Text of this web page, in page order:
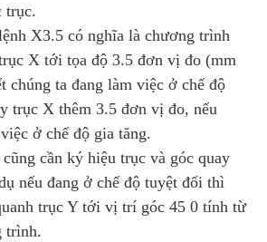
trục.
X3.5 có nghĩa là chương trình
X tới tọa độ 3.5 đơn vị đo (mm
chúng ta đang làm việc ở chế độ
trục X thêm 3.5 đơn vị đo, nếu
ở chế độ gia tăng.
cần ký hiệu trục và góc quay
nếu đang ở chế độ tuyệt đối thì
trục Y tới vị trí góc 45 0 tính từ
trình.